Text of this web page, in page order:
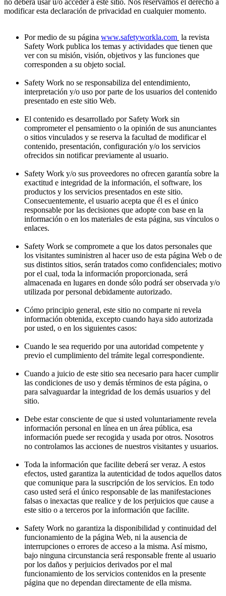
no deberá usar u/o acceder a este sitio. Nos reservamos el derecho a
modificar esta declaración de privacidad en cualquier momento.
Por medio de su página www.safetyworkla.com la revista
Safety Work publica los temas y actividades que tienen que
ver con su misión, visión, objetivos y las funciones que
corresponden a su objeto social.
Safety Work no se responsabiliza del entendimiento,
interpretación y/o uso por parte de los usuarios del contenido
presentado en este sitio Web.
El contenido es desarrollado por Safety Work sin
comprometer el pensamiento o la opinión de sus anunciantes
o sitios vinculados y se reserva la facultad de modificar el
contenido, presentación, configuración y/o los servicios
ofrecidos sin notificar previamente al usuario.
Safety Work y/o sus proveedores no ofrecen garantía sobre la
exactitud e integridad de la información, el software, los
productos y los servicios presentados en este sitio.
Consecuentemente, el usuario acepta que él es el único
responsable por las decisiones que adopte con base en la
información o en los materiales de esta página, sus vínculos o
enlaces.
Safety Work se compromete a que los datos personales que
los visitantes suministren al hacer uso de esta página Web o de
sus distintos sitios, serán tratados como confidenciales; motivo
por el cual, toda la información proporcionada, será
almacenada en lugares en donde sólo podrá ser observada y/o
utilizada por personal debidamente autorizado.
Cómo principio general, este sitio no comparte ni revela
información obtenida, excepto cuando haya sido autorizada
por usted, o en los siguientes casos:
Cuando le sea requerido por una autoridad competente y
previo el cumplimiento del trámite legal correspondiente.
Cuando a juicio de este sitio sea necesario para hacer cumplir
las condiciones de uso y demás términos de esta página, o
para salvaguardar la integridad de los demás usuarios y del
sitio.
Debe estar consciente de que si usted voluntariamente revela
información personal en línea en un área pública, esa
información puede ser recogida y usada por otros. Nosotros
no controlamos las acciones de nuestros visitantes y usuarios.
Toda la información que facilite deberá ser veraz. A estos
efectos, usted garantiza la autenticidad de todos aquellos datos
que comunique para la suscripción de los servicios. En todo
caso usted será el único responsable de las manifestaciones
falsas o inexactas que realice y de los perjuicios que cause a
este sitio o a terceros por la información que facilite.
Safety Work no garantiza la disponibilidad y continuidad del
funcionamiento de la página Web, ni la ausencia de
interrupciones o errores de acceso a la misma. Así mismo,
bajo ninguna circunstancia será responsable frente al usuario
por los daños y perjuicios derivados por el mal
funcionamiento de los servicios contenidos en la presente
página que no dependan directamente de ella misma.